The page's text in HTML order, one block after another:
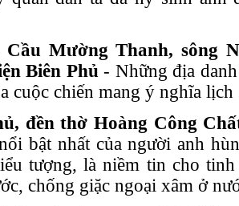
Mường Thanh, sông
Biên Phủ- Những địa
cuộc chiến mang ý nghĩa lịch
đền thờ Hoàng Công
bật nhất của người anh
tượng, là niềm tin cho
chống giặc ngoại xâm ở